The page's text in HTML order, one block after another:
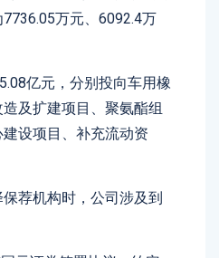
万元、6092.4万
亿元，分别投向车用橡
及扩建项目、聚氨酯组
设项目、补充流动资
荐机构时，公司涉及到